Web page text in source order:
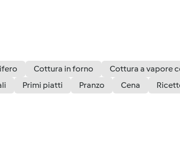
Cottura in forno Cottura a vapore
Primi piatti Pranzo Cena